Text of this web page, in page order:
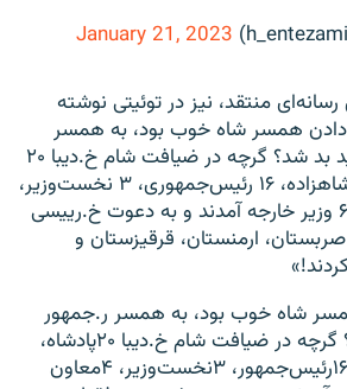
January 21, 2023
منتقد، نیز در توئیتی نوشته
همسر شاه خوب بود، به همسر
ر.جمهور فعلی که رسید بد شد؟ گرچه در ضیافت شام خ.دیبا ۲۰
پادشاه، ۵ شهبانو، ۲۱ شاهزاده، ۱۶ رئیس‌جمهوری، ۳ نخست‌وزیر،
۴ معاون ر.جمهور و ۶۹ وزیر خارجه آمدند و به دعوت خ.رییسی
ارمنستان، قرقیزستان و
شاه خوب بود، به همسر ر.جمهور
فعلی که رسید بد شد؟ گرچه در ضیافت شام خ.دیبا ۲۰پادشاه،
۵شهبانو، ۲۱شاهزاده، ۱۶رئیس‌جمهور، ۳نخست‌وزیر، ۴معاون